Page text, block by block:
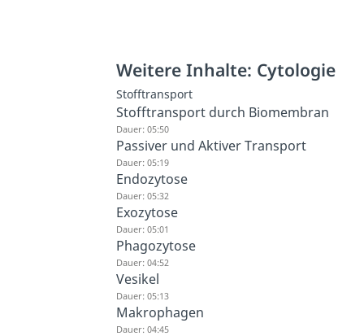
Weitere Inhalte: Cytologie
Stofftransport
Stofftransport durch Biomembran
Dauer: 05:50
Passiver und Aktiver Transport
Dauer: 05:19
Endozytose
Dauer: 05:32
Exozytose
Dauer: 05:01
Phagozytose
Dauer: 04:52
Vesikel
Dauer: 05:13
Makrophagen
Dauer: 04:45